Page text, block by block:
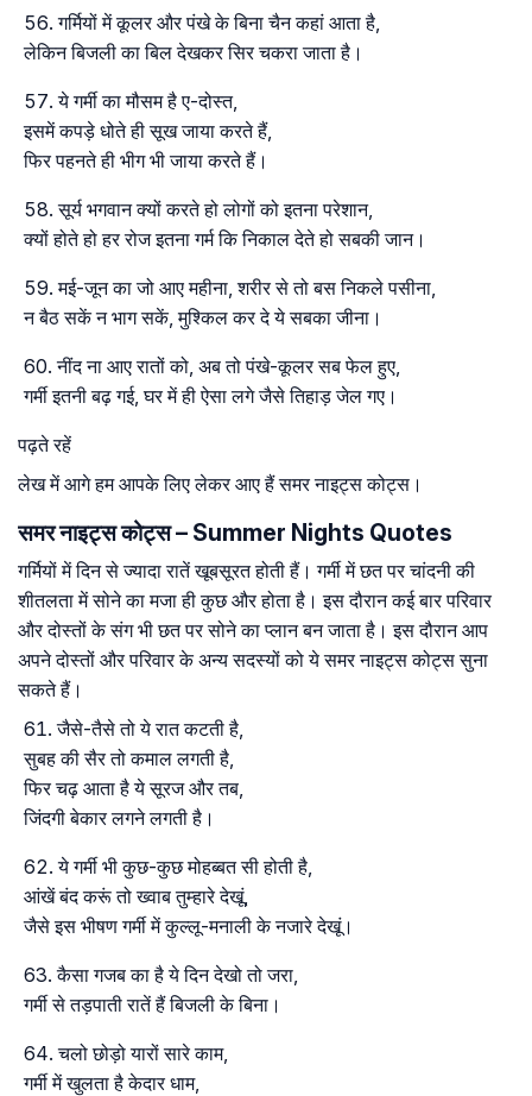
गर्मियों में कूलर और पंखे के बिना चैन कहां आता है,
लेकिन बिजली का बिल देखकर सिर चकरा जाता है।
ये गर्मी का मौसम है ए-दोस्त,
इसमें कपड़े धोते ही सूख जाया करते हैं,
फिर पहनते ही भीग भी जाया करते हैं।
सूर्य भगवान क्यों करते हो लोगों को इतना परेशान,
क्यों होते हो हर रोज इतना गर्म कि निकाल देते हो सबकी जान।
मई-जून का जो आए महीना, शरीर से तो बस निकले पसीना,
न बैठ सकें न भाग सकें, मुश्किल कर दे ये सबका जीना।
नींद ना आए रातों को, अब तो पंखे-कूलर सब फेल हुए,
गर्मी इतनी बढ़ गई, घर में ही ऐसा लगे जैसे तिहाड़ जेल गए।
पढ़ते रहें
लेख में आगे हम आपके लिए लेकर आए हैं समर नाइट्स कोट्स।
समर नाइट्स कोट्स – Summer Nights Quotes
गर्मियों में दिन से ज्यादा रातें खूबसूरत होती हैं। गर्मी में छत पर चांदनी की
शीतलता में सोने का मजा ही कुछ और होता है। इस दौरान कई बार परिवार
और दोस्तों के संग भी छत पर सोने का प्लान बन जाता है। इस दौरान आप
अपने दोस्तों और परिवार के अन्य सदस्यों को ये समर नाइट्स कोट्स सुना
सकते हैं।
जैसे-तैसे तो ये रात कटती है,
सुबह की सैर तो कमाल लगती है,
फिर चढ़ आता है ये सूरज और तब,
जिंदगी बेकार लगने लगती है।
ये गर्मी भी कुछ-कुछ मोहब्बत सी होती है,
आंखें बंद करूं तो ख्वाब तुम्हारे देखूं,
जैसे इस भीषण गर्मी में कुल्लू-मनाली के नजारे देखूं।
कैसा गजब का है ये दिन देखो तो जरा,
गर्मी से तड़पाती रातें हैं बिजली के बिना।
चलो छोड़ो यारों सारे काम,
गर्मी में खुलता है केदार धाम,